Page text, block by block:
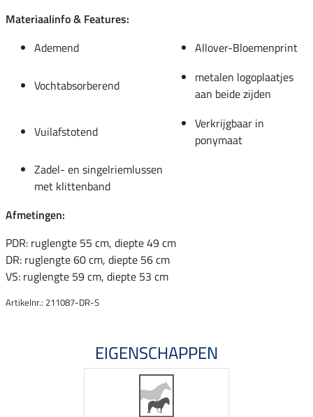
Materiaalinfo & Features:
Ademend
Allover-Bloemenprint
Vochtabsorberend
metalen logoplaatjes
aan beide zijden
Vuilafstotend
Verkrijgbaar in
ponymaat
Zadel- en singelriemlussen
met klittenband
Afmetingen:
PDR: ruglengte 55 cm, diepte 49 cm
DR: ruglengte 60 cm, diepte 56 cm
VS: ruglengte 59 cm, diepte 53 cm
Artikelnr.: 211087-DR-S
EIGENSCHAPPEN